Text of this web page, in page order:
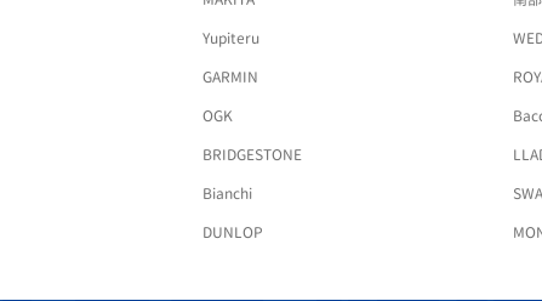
Yupiteru
GARMIN
OGK
BRIDGESTONE
Bianchi
DUNLOP